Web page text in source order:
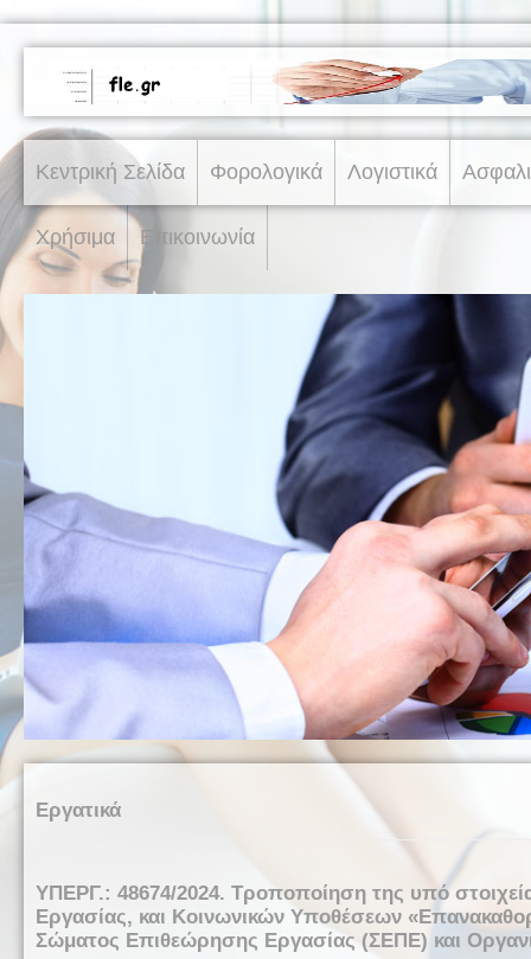
Κεντρική Σελίδα Φορολογικά Λογιστικά
Χρήσιμα Επικοινωνία
Εργατικά
ΥΠΕΡΓ.: 48674/2024. Τροποποίηση της υπό
Εργασίας, και Κοινωνικών Υποθέσεων
Σώματος Επιθεώρησης Εργασίας (ΣΕΠΕ) και